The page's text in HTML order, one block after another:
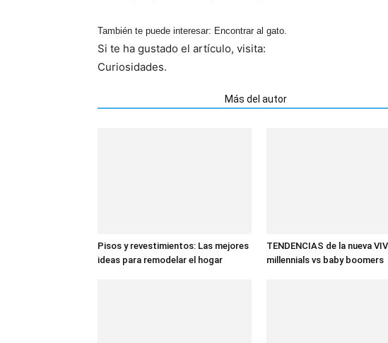
También te puede interesar: Encontrar al gato.
Si te ha gustado el artículo, visita:
Curiosidades.
Más del autor
Pisos y revestimientos: Las mejores
ideas para remodelar el hogar
TENDENCIAS de la nueva
millennials vs baby boomers